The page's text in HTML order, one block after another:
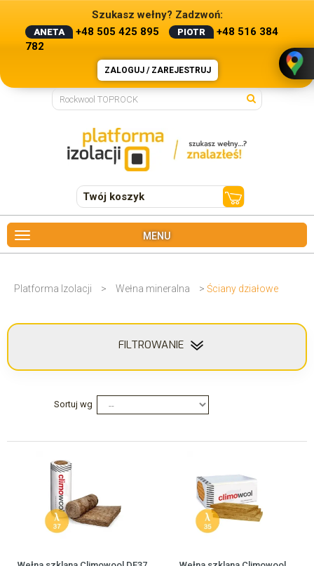
Szukasz wełny? Zadzwoń:
ANETA +48 505 425 895 PIOTR
+48 516 384
782
ZALOGUJ / ZAREJESTRUJ
Twój koszyk
MENU
Platforma Izolacji > Wełna mineralna > Ściany działowe
FILTROWANIE
Sortuj wg